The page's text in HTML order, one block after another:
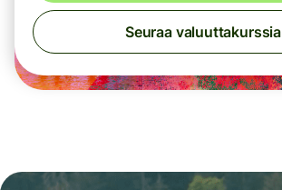
Seuraa valuuttakurssia